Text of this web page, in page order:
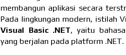
membangun aplikasi secara
Pada lingkungan modern, istilah
Visual Basic .NET, yaitu
yang berjalan pada platform .NET.